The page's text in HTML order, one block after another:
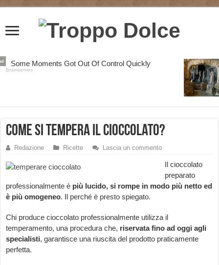
Come si tempera il cioccolato?
Redazione Ricette Lascia un commento
Il cioccolato
preparato
professionalmente è più lucido, si rompe in modo più netto ed
è più omogeneo. Il perché è presto spiegato.
Chi produce cioccolato professionalmente utilizza il
temperamento, una procedura che, riservata fino ad oggi agli
specialisti, garantisce una riuscita del prodotto praticamente
perfetta.